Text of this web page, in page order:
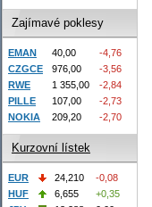
Zajímavé poklesy
EMAN 40,00
-4,76
CZGCE
976,00
-3,56
RWE
1 355,00
-2,84
PILLE
107,00
-2,73
NOKIA
209,20 -2,70
Kurzovní lístek
EUR 24,210
-0,08
HUF
6,655
+0,35